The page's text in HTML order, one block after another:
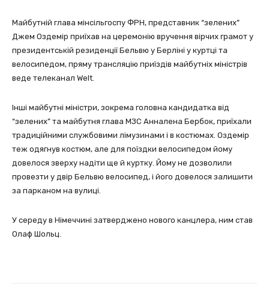
Майбутній глава мінсільгоспу ФРН, представник “зелених”
Джем Оздемір приїхав на церемонію вручення вірчих грамот у
президентській резиденції Бельвю у Берліні у куртці та
велосипедом, пряму трансляцію приїздів майбутніх міністрів
веде телеканал Welt.
Інші майбутні міністри, зокрема головна кандидатка від
“зелених” та майбутня глава МЗС Анналена Бербок, приїхали
традиційними службовими лімузинами і в костюмах. Оздемір
теж одягнув костюм, але для поїздки велосипедом йому
довелося зверху надіти ще й куртку. Йому не дозволили
провезти у двір Бельвю велосипед, і його довелося залишити
за парканом на вулиці.
У середу в Німеччині затверджено нового канцлера, ним став
Олаф Шольц.